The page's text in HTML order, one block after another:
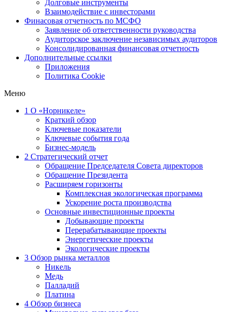
Долговые инструменты
Взаимодействие с инвеcторами
Финасовая отчетность по МСФО
Заявление об ответственности руководства
Аудиторское заключение независимых аудиторов
Консолидированная финансовая отчетность
Дополнительные ссылки
Приложения
Политика Cookie
Меню
1 О «Норникеле»
Краткий обзор
Ключевые показатели
Ключевые события года
Бизнес-модель
2 Стратегический отчет
Обращение Председателя Совета директоров
Обращение Президента
Расширяем горизонты
Комплексная экологическая программа
Ускорение роста производства
Основные инвестиционные проекты
Добывающие проекты
Перерабатывающие проекты
Энергетические проекты
Экологические проекты
3 Обзор рынка металлов
Никель
Медь
Палладий
Платина
4 Обзор бизнеса